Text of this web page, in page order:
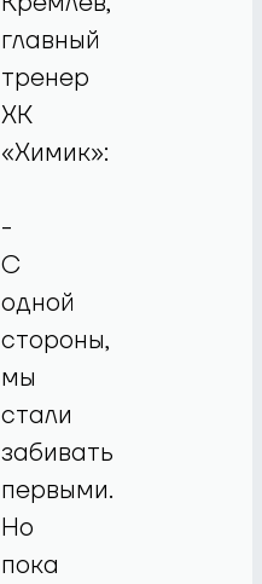
главный
тренер
ХК
«Химик»:
-
С
одной
стороны,
мы
стали
забивать
первыми.
Но
пока